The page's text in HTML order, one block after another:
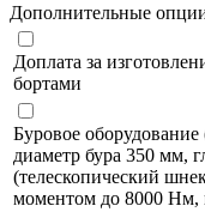
Дополнительные
Доплата за
бортами
Буровое оборудование
диаметр бура 350 мм,
(телескопический
моментом до 8000 Нм,